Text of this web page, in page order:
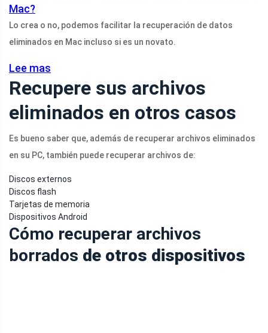
Mac?
Lo crea o no, podemos facilitar la recuperación de datos
eliminados en Mac incluso si es un novato.
Lee mas
Recupere sus archivos
eliminados en otros casos
Es bueno saber que, además de recuperar archivos eliminados
en su PC, también puede recuperar archivos de:
Discos externos
Discos flash
Tarjetas de memoria
Dispositivos Android
Cómo recuperar archivos
borrados de otros dispositivos